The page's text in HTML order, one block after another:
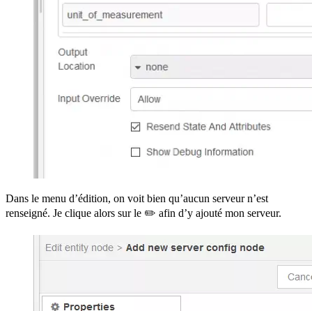
Dans le menu d’édition, on voit bien qu’aucun serveur n’est
renseigné. Je clique alors sur le ✏️ afin d’y ajouté mon serveur.